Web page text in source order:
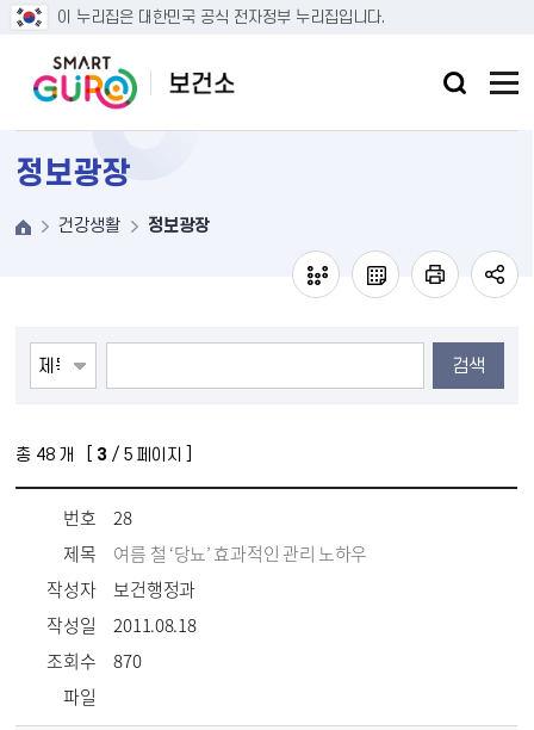
이 누리집은 대한민국 공식 전자정부 누리집입니다.
본문 바로가기
정보광장
건강생활 정보광장
검색
총 48개 [ 3/ 5 페이지 ]
번호
28
제목
여름 철 ‘당뇨’ 효과적인 관리 노하우
작성자
보건행정과
작성일
2011.08.18
조회수
870
파일